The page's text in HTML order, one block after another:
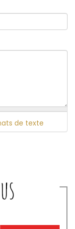
de texte